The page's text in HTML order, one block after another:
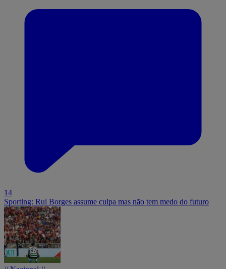
14
Sporting: Rui Borges assume culpa mas não tem medo do futuro